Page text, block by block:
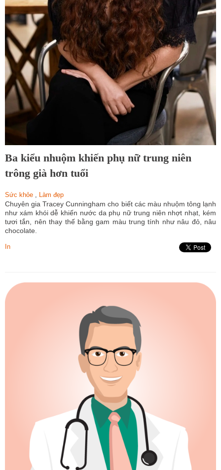
Ba kiểu nhuộm khiến phụ nữ trung niên
trông già hơn tuổi
Sức khỏe , Làm đẹp
Chuyên gia Tracey Cunningham cho biết các màu nhuộm tông lạnh
như xám khói dễ khiến nước da phụ nữ trung niên nhợt nhạt, kém
tươi tắn, nên thay thế bằng gam màu trung tính như nâu đỏ, nâu
chocolate.
In